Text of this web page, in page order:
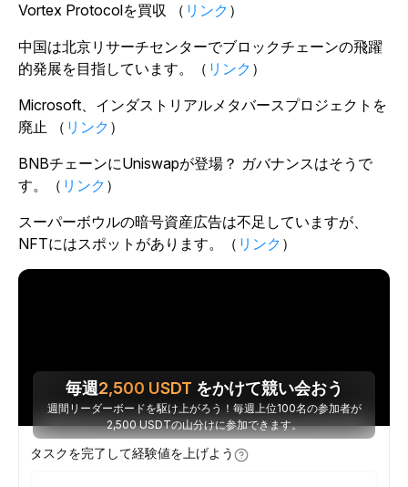
Vortex Protocolを買収 （ リンク ）
中国は北京リサーチセンターでブロックチェーンの飛躍
的発展を目指しています。（ リンク ）
Microsoft、インダストリアルメタバースプロジェクトを
廃止 （ リンク ）
BNBチェーンにUniswapが登場？ ガバナンスはそうで
す。（ リンク ）
スーパーボウルの暗号資産広告は不足していますが、
NFTにはスポットがあります。（ リンク ）
毎週2,500 USDT をかけて競い会おう
週間リーダーボードを駆け上がろう！毎週上位100名の参加者が
2,500 USDTの山分けに参加できます。
タスクを完了して経験値を上げよう